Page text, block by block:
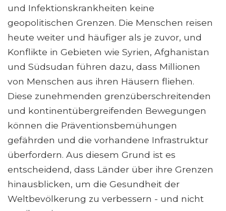
und Infektionskrankheiten keine
geopolitischen Grenzen. Die Menschen reisen
heute weiter und häufiger als je zuvor, und
Konflikte in Gebieten wie Syrien, Afghanistan
und Südsudan führen dazu, dass Millionen
von Menschen aus ihren Häusern fliehen.
Diese zunehmenden grenzüberschreitenden
und kontinentübergreifenden Bewegungen
können die Präventionsbemühungen
gefährden und die vorhandene Infrastruktur
überfordern. Aus diesem Grund ist es
entscheidend, dass Länder über ihre Grenzen
hinausblicken, um die Gesundheit der
Weltbevölkerung zu verbessern - und nicht